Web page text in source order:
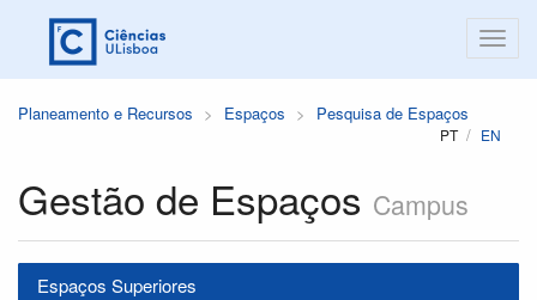
Planeamento e Recursos Espaços Pesquisa de Espaços
PT EN
Gestão de Espaços Campus
Espaços Superiores